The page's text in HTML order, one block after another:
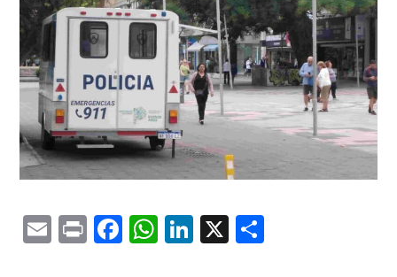
EmailPrintFacebook
WhatsApp
LinkedIn
X